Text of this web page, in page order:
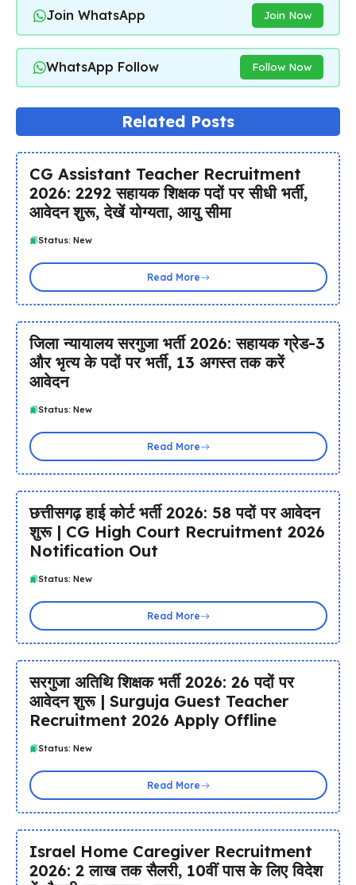
Join WhatsApp Join Now
WhatsApp Follow Follow Now
Related Posts
CG Assistant Teacher Recruitment
2026: 2292 सहायक शिक्षक पदों पर सीधी भर्ती,
आवेदन शुरू, देखें योग्यता, आयु सीमा
Status: New
Read More
जिला न्यायालय सरगुजा भर्ती 2026: सहायक ग्रेड-3
और भृत्य के पदों पर भर्ती, 13 अगस्त तक करें
आवेदन
Status: New
Read More
छत्तीसगढ़ हाई कोर्ट भर्ती 2026: 58 पदों पर आवेदन
शुरू | CG High Court Recruitment 2026
Notification Out
Status: New
Read More
सरगुजा अतिथि शिक्षक भर्ती 2026: 26 पदों पर
आवेदन शुरू | Surguja Guest Teacher
Recruitment 2026 Apply Offline
Status: New
Read More
Israel Home Caregiver Recruitment
2026: ₹2 लाख तक सैलरी, 10वीं पास के लिए विदेश